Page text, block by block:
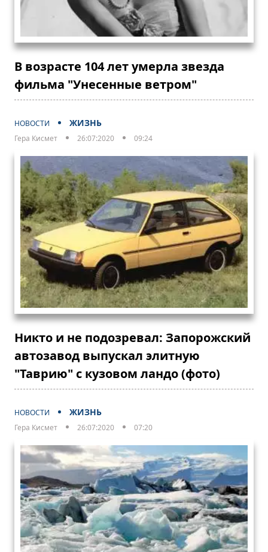
В возрасте 104 лет умерла звезда
фильма "Унесенные ветром"
НОВОСТИ ЖИЗНЬ
Гера Кисмет 26:07:2020 09:24
Никто и не подозревал: Запорожский
автозавод выпускал элитную
"Таврию" с кузовом ландо (фото)
НОВОСТИ ЖИЗНЬ
Гера Кисмет 26:07:2020 07:20